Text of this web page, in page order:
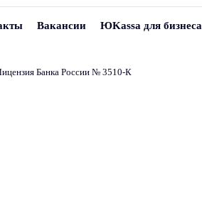
Вакансии ЮKassa для бизнеса
Банка России № 3510‑К